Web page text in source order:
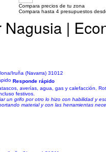
Compara precios de tu zona
Compara hasta 4 presupuestos
|
Iruña (Navarra) 31012
Responde rápido
averías, agua, gas y calefacción.
festivos.
un grifo por otro lo hizo con habilidad y
material y con las herramientas